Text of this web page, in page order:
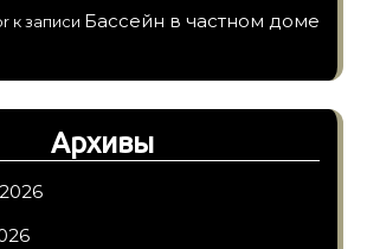
к записи Бассейн в частном доме
Архивы